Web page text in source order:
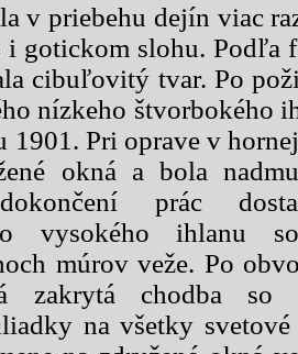
v priebehu dejín viac
i gotickom slohu. Podľa
cibuľovitý tvar. Po
nízkeho štvorbokého
1901. Pri oprave v
okná a bola
prác
vysokého ihlanu
múrov veže. Po
zakrytá chodba so
na všetky svetové